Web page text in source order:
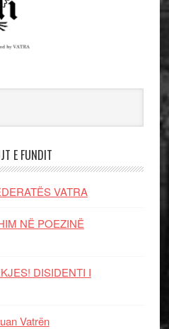
E FUNDIT
VATRA
NË POEZINË
DISIDENTI I
Vatrën